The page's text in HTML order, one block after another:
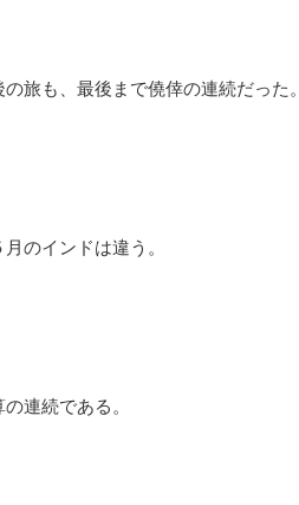
旅も、最後まで僥倖の連続だった。
月のインドは違う。
連続である。